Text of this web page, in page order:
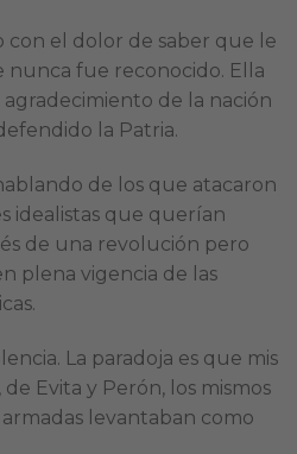
con el dolor de saber que le
nunca fue reconocido. Ella
de la nación
la Patria.
de los que atacaron
idealistas que querían
de una revolución pero
plena vigencia de las
La paradoja es que mis
Evita y Perón, los mismos
levantaban como